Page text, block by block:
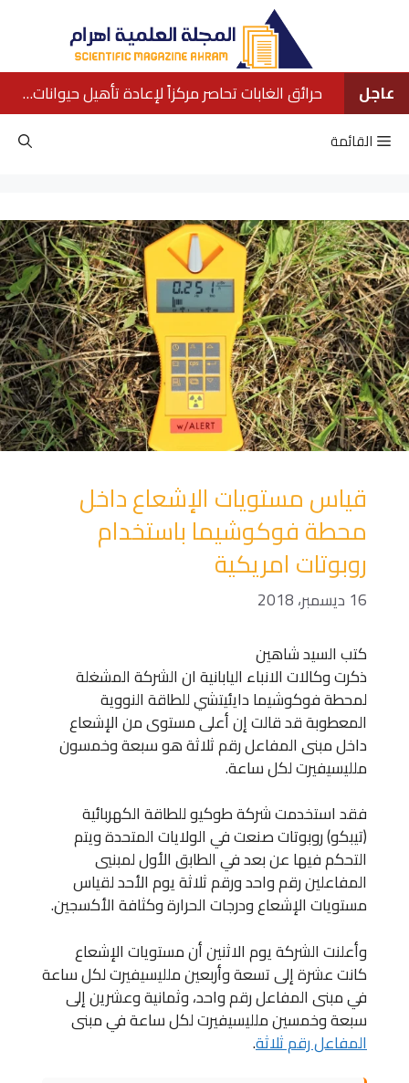
عاجل
حرائق الغابات تحاصر مركزاً لإعادة تأهيل حيوانات الأورانجوتان في بورنيو
القائمة
قياس مستويات الإشعاع داخل
محطة فوكوشيما باستخدام
روبوتات امريكية
16 ديسمبر، 2018
كتب السيد شاهين
ذكرت وكالات الانباء اليابانية ان الشركة المشغلة
لمحطة فوكوشيما دايئيتشي للطاقة النووية
المعطوبة قد قالت إن أعلى مستوى من الإشعاع
داخل مبنى المفاعل رقم ثلاثة هو سبعة وخمسون
ملليسيفيرت لكل ساعة.
فقد استخدمت شركة طوكيو للطاقة الكهربائية
(تيبكو) روبوتات صنعت في الولايات المتحدة ويتم
التحكم فيها عن بعد في الطابق الأول لمبنيي
المفاعلين رقم واحد ورقم ثلاثة يوم الأحد لقياس
مستويات الإشعاع ودرجات الحرارة وكثافة الأكسجين.
وأعلنت الشركة يوم الاثنين أن مستويات الإشعاع
كانت عشرة إلى تسعة وأربعين ملليسيفيرت لكل ساعة
في مبنى المفاعل رقم واحد، وثمانية وعشرين إلى
سبعة وخمسين ملليسيفيرت لكل ساعة في مبنى
المفاعل رقم ثلاثة.